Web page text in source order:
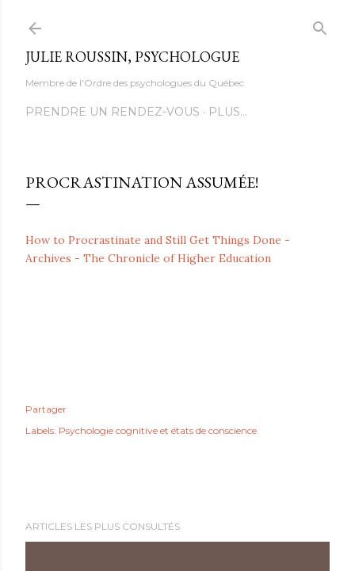
JULIE ROUSSIN, PSYCHOLOGUE
Membre de l'Ordre des psychologues du Québec
PRENDRE UN RENDEZ-VOUS PLUS…
PROCRASTINATION ASSUMÉE!
How to Procrastinate and Still Get Things Done -
Archives - The Chronicle of Higher Education
Partager
Labels: Psychologie cognitive et états de conscience
ARTICLES LES PLUS CONSULTÉS